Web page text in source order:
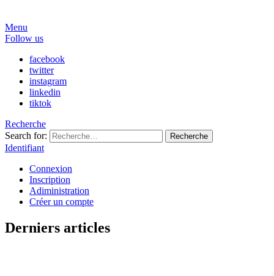
Menu
Follow us
facebook
twitter
instagram
linkedin
tiktok
Recherche
Search for:
Recherche
Identifiant
Connexion
Inscription
Adiministration
Créer un compte
Derniers articles